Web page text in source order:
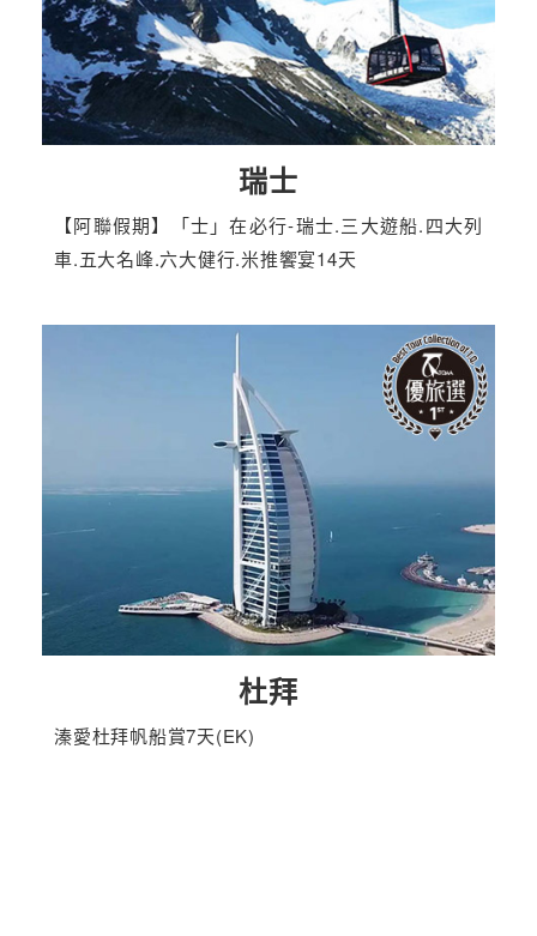
瑞士
【阿聯假期】「士」在必行-瑞士.三大遊船.四大列
車.五大名峰.六大健行.米推饗宴14天
杜拜
溱愛杜拜帆船賞7天(EK)